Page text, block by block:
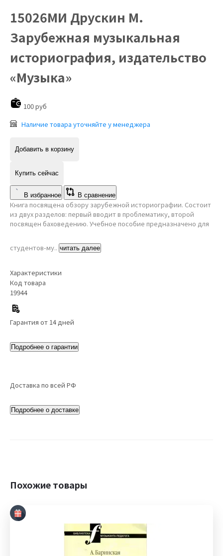
15026МИ Друскин М.
Зарубежная музыкальная
историография, издательство
«Музыка»
100 руб
Наличие товара уточняйте у менеджера
Добавить в корзину
Купить сейчас
В избранное В сравнение
Книга посвящена обзору зарубежной историографии. Состоит
из двух разделов: первый вводит в проблематику, второй
посвящен баховедению. Учебное пособие предназначено для
студентов-му.. читать далее
Характеристики
Код товара
19944
Гарантия от 14 дней
Подробнее о гарантии
Доставка по всей РФ
Подробнее о доставке
Похожие товары